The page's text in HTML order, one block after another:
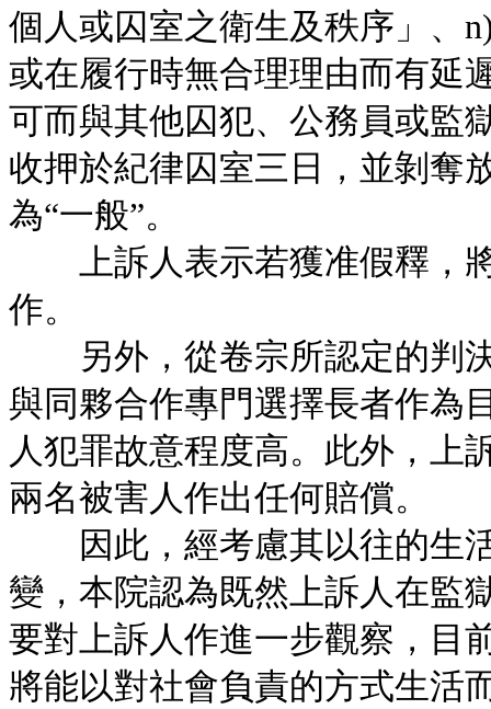
個人或囚室之衛生及秩序」、
或在履行時無合理理由而有延
可而與其他囚犯、公務員或監
收押於紀律囚室三日，並剝奪
為“一般”。
上訴人表示若獲准假釋，將
作。
另外，從卷宗所認定的判決
與同夥合作專門選擇長者作為
人犯罪故意程度高。此外，上
兩名被害人作出任何賠償。
因此，經考慮其以往的生活
變，本院認為既然上訴人在監
要對上訴人作進一步觀察，目
將能以對社會負責的方式生活